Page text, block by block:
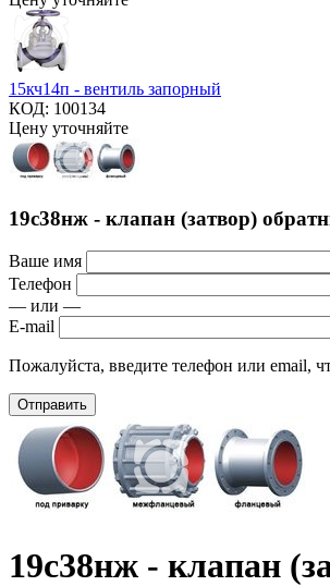
15кч14п - вентиль запорный
КОД: 100134
Цену уточняйте
19с38нж - клапан (затвор)
Ваше имя
Телефон
— или —
E-mail
Пожалуйста, введите телефон или email,
Отправить
19с38нж - клапан